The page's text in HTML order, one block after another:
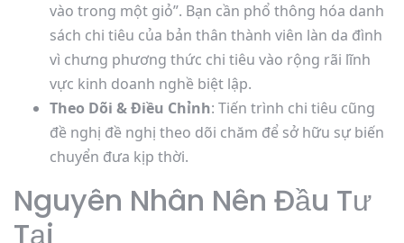
vào trong một giỏ”. Bạn cần phổ thông hóa danh
sách chi tiêu của bản thân thành viên làn da đình
vì chưng phương thức chi tiêu vào rộng rãi lĩnh
vực kinh doanh nghề biệt lập.
Theo Dõi & Điều Chỉnh: Tiến trình chi tiêu cũng
đề nghị đề nghị theo dõi chăm để sở hữu sự biến
chuyển đưa kịp thời.
Nguyên Nhân Nên Đầu Tư
Tại